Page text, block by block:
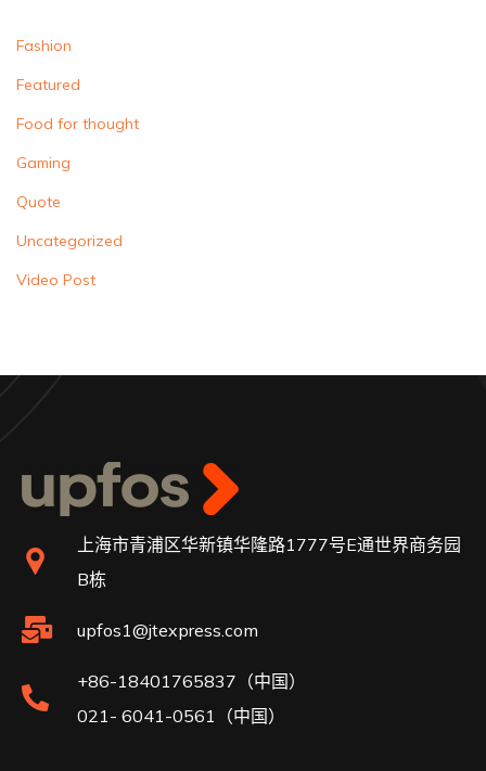
Fashion
Featured
Food for thought
Gaming
Quote
Uncategorized
Video Post
上海市青浦区华新镇华隆路1777号E通世界商务园
B栋
upfos1@jtexpress.com
+86-18401765837（中国）
021- 6041-0561（中国）